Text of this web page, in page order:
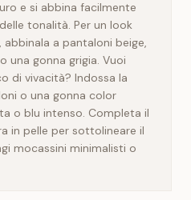
e si abbina facilmente
tonalità. Per un look
a pantaloni beige,
una gonna grigia. Vuoi
di vivacità? Indossa la
o una gonna color
o blu intenso. Completa il
in pelle per sottolineare il
mocassini minimalisti o